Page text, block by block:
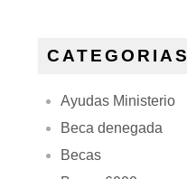
CATEGORIAS
Ayudas Ministerio
Beca denegada
Becas